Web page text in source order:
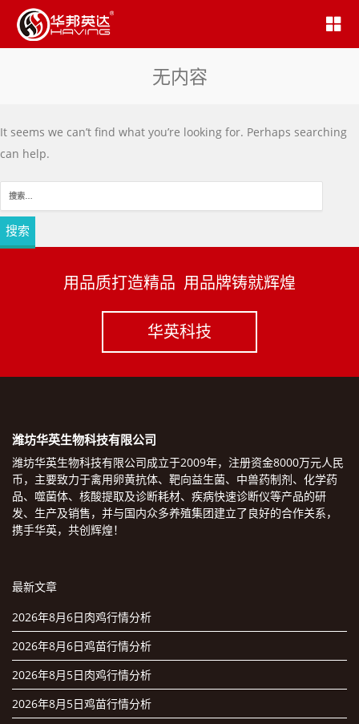
无内容
It seems we can’t find what you’re looking for. Perhaps searching
can help.
搜
索：
用品质打造精品 用品牌铸就辉煌
华英科技
潍坊华英生物科技有限公司
潍坊华英生物科技有限公司成立于2009年，注册资金8000万元人民
币，主要致力于禽用卵黄抗体、靶向益生菌、中兽药制剂、化学药
品、噬菌体、核酸提取及诊断耗材、疾病快速诊断仪等产品的研
发、生产及销售，并与国内众多养殖集团建立了良好的合作关系，
携手华英，共创辉煌！
最新文章
2026年8月6日肉鸡行情分析
2026年8月6日鸡苗行情分析
2026年8月5日肉鸡行情分析
2026年8月5日鸡苗行情分析